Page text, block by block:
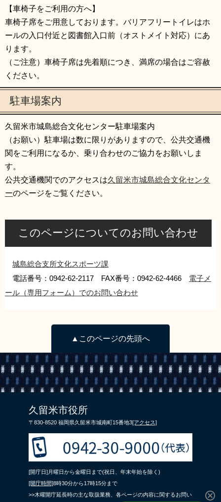
【車椅子をご利用の方へ】
車椅子席をご用意しております。バリアフリートイレはホ
ールの入口付近と図書館入口前（オストメイト対応）にあ
ります。
（ご注意）車椅子席は先着順につき、満席の場合はご容赦
ください。
駐車場案内
久留米市城島総合文化センター駐車場案内
（お願い）駐車場は数に限りがありますので、公共交通機
関をご利用になるか、乗り合わせのご協力をお願いしま
す。
公共交通機関でのアクセスは久留米市城島総合文化センタ
ーのページをご覧ください。
このページについてのお問い合わせ
城島総合支所文化スポーツ課
電話番号：0942-62-2117 FAX番号：0942-62-4466 電子メ
ール（専用フォーム）でのお問い合わせ
▲このページの先頭へ
久留米市役所
〒830-8520 福岡県久留米市城南町15番地3[アクセス]
[開庁日]月曜日から金曜日まで(祝日、年末年始を除く)
[開庁時間]8時30分から17時15分まで
>>木曜開庁延長時の主な取扱業務、各ページの内容に関するお問い